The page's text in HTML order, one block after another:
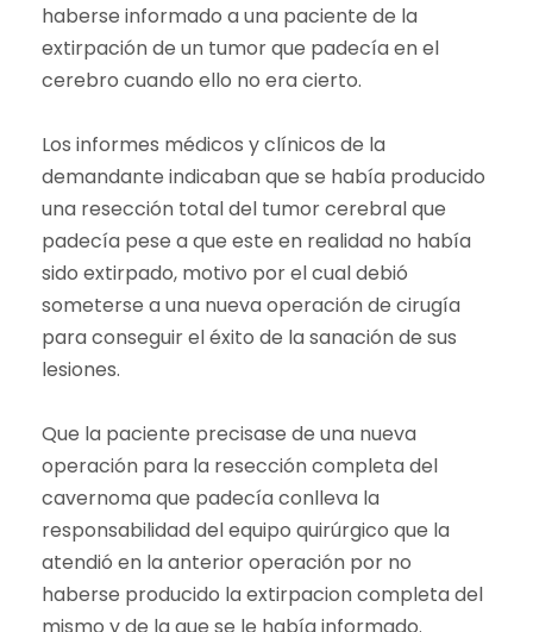
haberse informado a una paciente de la
extirpación de un tumor que padecía en el
cerebro cuando ello no era cierto.
Los informes médicos y clínicos de la
demandante indicaban que se había producido
una resección total del tumor cerebral que
padecía pese a que este en realidad no había
sido extirpado, motivo por el cual debió
someterse a una nueva operación de cirugía
para conseguir el éxito de la sanación de sus
lesiones.
Que la paciente precisase de una nueva
operación para la resección completa del
cavernoma que padecía conlleva la
responsabilidad del equipo quirúrgico que la
atendió en la anterior operación por no
haberse producido la extirpacion completa del